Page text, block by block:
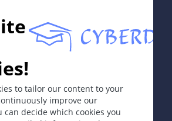
者＞深肤色者，女＞男，好发人群
例/10万/年，澳大利亚为40例/10
例/年，且以每年5%的速度增长。
易感倾向。
年：1/1 500；1990年：1/100；
to tailor our content to your
improve our
can decide which cookies you
Erasmus+ hEduLearnIt editorial